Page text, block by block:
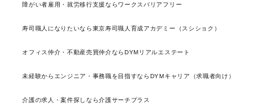
障がい者雇用・就労移行支援ならワークスバリアフリー
寿司職人になりたいなら東京寿司職人育成アカデミー（スシショク）
オフィス仲介・不動産売買仲介ならDYMリアルエステート
未経験からエンジニア・事務職を目指すならDYMキャリア（求職者向け）
介護の求人・案件探しなら介護サーチプラス